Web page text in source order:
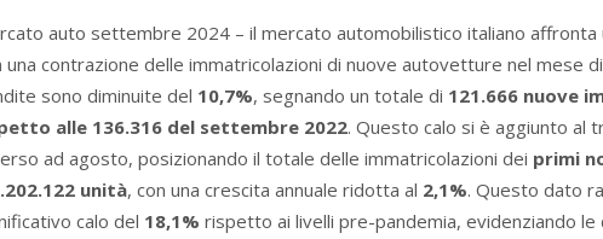
auto settembre 2024 – il mercato automobilistico italiano affronta
una contrazione delle immatricolazioni di nuove autovetture nel mese
sono diminuite del 10,7%, segnando un totale di 121.666 nuove
alle 136.316 del settembre 2022. Questo calo si è aggiunto al
ad agosto, posizionando il totale delle immatricolazioni dei primi
unità, con una crescita annuale ridotta al 2,1%. Questo dato
calo del 18,1% rispetto ai livelli pre-pandemia, evidenziando le